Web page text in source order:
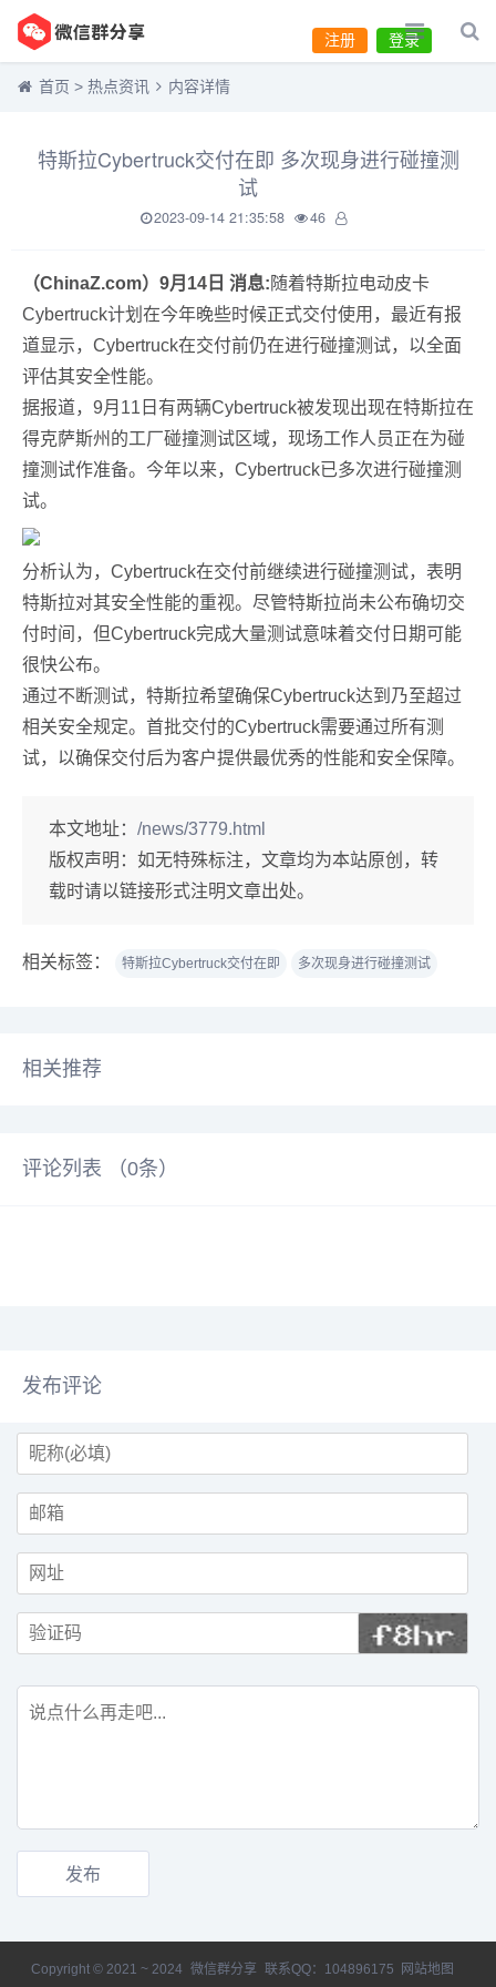
登录
注册
首页 > 热点资讯 内容详情
特斯拉Cybertruck交付在即 多次现身进行碰撞测
试
2023-09-14 21:35:58 46
（ChinaZ.com）9月14日 消息: 随着特斯拉电动皮卡
Cybertruck计划在今年晚些时候正式交付使用，最近有报
道显示，Cybertruck在交付前仍在进行碰撞测试，以全面
评估其安全性能。
据报道，9月11日有两辆Cybertruck被发现出现在特斯拉在
得克萨斯州的工厂碰撞测试区域，现场工作人员正在为碰
撞测试作准备。今年以来，Cybertruck已多次进行碰撞测
试。
分析认为，Cybertruck在交付前继续进行碰撞测试，表明
特斯拉对其安全性能的重视。尽管特斯拉尚未公布确切交
付时间，但Cybertruck完成大量测试意味着交付日期可能
很快公布。
通过不断测试，特斯拉希望确保Cybertruck达到乃至超过
相关安全规定。首批交付的Cybertruck需要通过所有测
试，以确保交付后为客户提供最优秀的性能和安全保障。
本文地址： /news/3779.html
版权声明： 如无特殊标注，文章均为本站原创，转
载时请以链接形式注明文章出处。
相关标签： 特斯拉Cybertruck交付在即 多次现身进行碰撞测试
相关推荐
评论列表 （0条）
发布评论
Copyright © 2021 ~ 2024 微信群分享 联系QQ：104896175 网站地图